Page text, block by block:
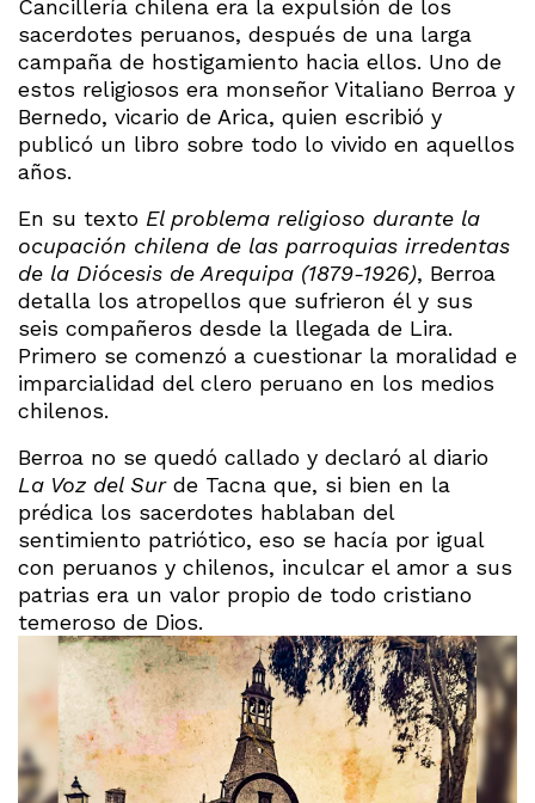
Cancillería chilena era la expulsión de los
sacerdotes peruanos, después de una larga
campaña de hostigamiento hacia ellos. Uno de
estos religiosos era monseñor Vitaliano Berroa y
Bernedo, vicario de Arica, quien escribió y
publicó un libro sobre todo lo vivido en aquellos
años.
En su texto El problema religioso durante la
ocupación chilena de las parroquias irredentas
de la Diócesis de Arequipa (1879-1926), Berroa
detalla los atropellos que sufrieron él y sus
seis compañeros desde la llegada de Lira.
Primero se comenzó a cuestionar la moralidad e
imparcialidad del clero peruano en los medios
chilenos.
Berroa no se quedó callado y declaró al diario
La Voz del Sur de Tacna que, si bien en la
prédica los sacerdotes hablaban del
sentimiento patriótico, eso se hacía por igual
con peruanos y chilenos, inculcar el amor a sus
patrias era un valor propio de todo cristiano
temeroso de Dios.